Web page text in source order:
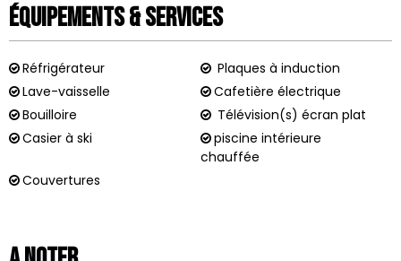
Équipements & Services
Réfrigérateur
Plaques à induction
Lave-vaisselle
Cafetière électrique
Bouilloire
Télévision(s) écran plat
Casier à ski
piscine intérieure
chauffée
Couvertures